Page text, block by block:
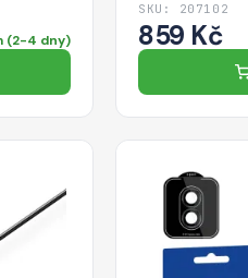
(2-4 dny)
SKU: 207102
859 Kč